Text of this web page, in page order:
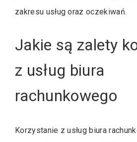
zakresu usług oraz oczekiwań.
Jakie są zalety
z usług biura
rachunkowego
Korzystanie z usług biura